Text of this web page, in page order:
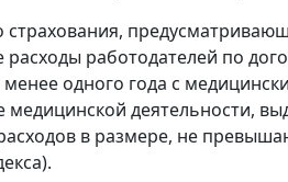
работодателей по
одного года с
деятельности,
в размере, не